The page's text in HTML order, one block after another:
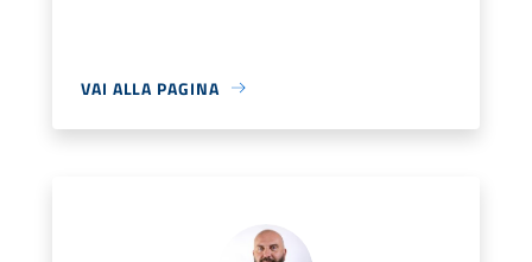
VAI ALLA PAGINA